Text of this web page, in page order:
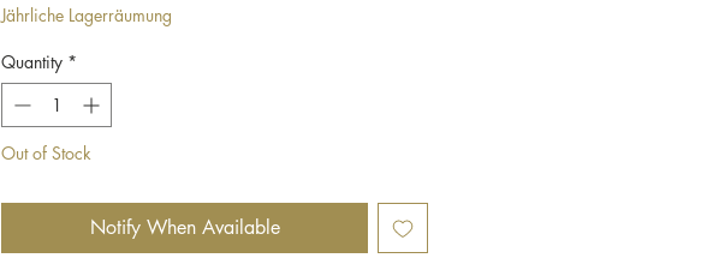
Jährliche Lagerräumung
Quantity *
Out of Stock
Notify When Available